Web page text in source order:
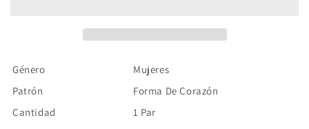
Género
Mujeres
Patrón
Forma De Corazón
Cantidad
1 Par